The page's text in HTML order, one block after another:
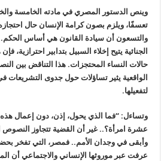
وينص الدستور المصري في مادته الخامسة
تعسفًا، ويلزم بصون كرامة الإنسان حال
والتسعون أن سيادة القانون هي أساس الحكم.
الجنائية يتيح إخلاء السبيل بتدابير
حالات النساء المحتجزات. هذا التناقض بين
الواقعية يثير تساؤلات حول جدوى التشريعات
لتفعيلها.
وتساءل: “فما الذي يحول، إذن، دون إعمال
عشرة امرأة؟.. غير أن القضية تتجاوز النصوص
وأبقى في وجدان الأمم.. فمصر، التي تفخر
عرفت عبر موروثها الإنساني والاجتماعي أن